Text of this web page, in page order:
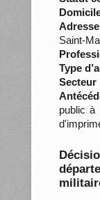
Saint-
Type
Secteur
public à